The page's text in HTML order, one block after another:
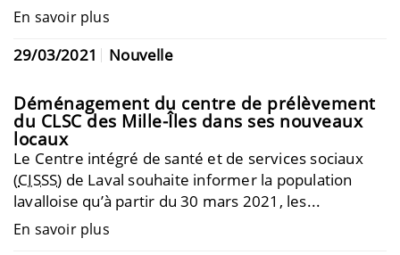
En savoir plus
29/03/2021 Nouvelle
Déménagement du centre de prélèvement
du CLSC des Mille-Îles dans ses nouveaux
locaux
Le Centre intégré de santé et de services sociaux
(CISSS) de Laval souhaite informer la population
lavalloise qu’à partir du 30 mars 2021, les...
En savoir plus